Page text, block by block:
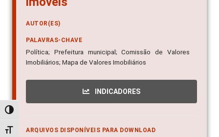
Alternar alto contraste
Alternar tamanho da fonte
AUTOR(ES)
PALAVRAS-CHAVE
Política; Prefeitura municipal; Comissão de Valores
Imobiliários; Mapa de Valores Imobiliários
INDICADORES
ARQUIVOS DISPONÍVEIS PARA DOWNLOAD